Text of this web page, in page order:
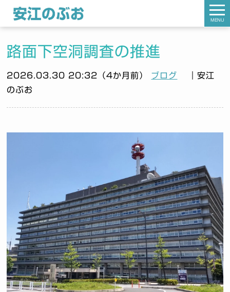
路面下空洞調査の推進
2026.03.30 20:32（4か月前） ブログ
｜安江
のぶお
MENU